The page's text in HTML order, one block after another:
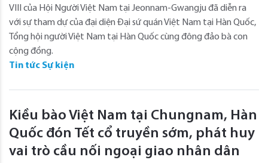
VIII của Hội Người Việt Nam tại Jeonnam-Gwangju đã diễn ra
với sự tham dự của đại diện Đại sứ quán Việt Nam tại Hàn Quốc,
Tổng hội người Việt Nam tại Hàn Quốc cùng đông đảo bà con
cộng đồng.
Tin tức Sự kiện
Kiều bào Việt Nam tại Chungnam, Hàn
Quốc đón Tết cổ truyền sớm, phát huy
vai trò cầu nối ngoại giao nhân dân